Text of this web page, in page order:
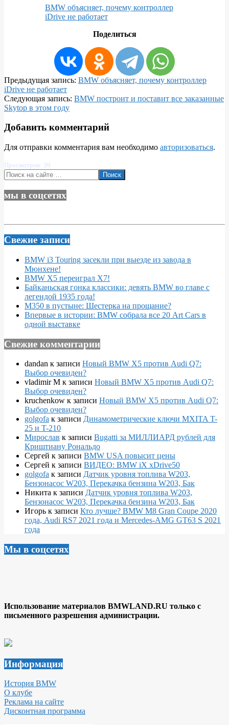
BMW объясняет, почему контроллер
iDrive не работает
Поделиться
2025-
01-
14
Предыдущая запись: BMW объясняет, почему контроллер
iDrive не работает
Следующая запись: BMW построит и поставит все заказанные
Skytop в этом году
Добавить комментарий
Для отправки комментария вам необходимо авторизоваться.
Просмотров: 39
Поиск
мы в соцсетях
Свежие записи
BMW i3 Touring засекли при выезде из завода в
Мюнхене!
BMW X5 переиграл X7!
Байканьская гонка классики: девять BMW во главе с
легендой 1935 года!
M350 в пустыне: Шестерка на прощание?
Впервые в истории: BMW собрала все 20 Art Cars в
одной выставке
Свежие комментарии
dandan к записи Новый BMW X5 против Audi Q7:
Выбор очевиден?
vladimir M к записи Новый BMW X5 против Audi Q7:
Выбор очевиден?
kruchenkow к записи Новый BMW X5 против Audi Q7:
Выбор очевиден?
golgofa к записи Динамометрические ключи MXITA T-
25 и T-210
Мирослав к записи Bugatti за МИЛЛИАРД рублей для
Криштиану Рональдо
Сергей к записи BMW USA повысит цены
Сергей к записи ВИДЕО: BMW iX xDrive50
golgofa к записи Датчик уровня топлива W203,
Бензонасос W203, Перекачка бензина W203, Бак
Никита к записи Датчик уровня топлива W203,
Бензонасос W203, Перекачка бензина W203, Бак
Игорь к записи Кто лучше? BMW M8 Gran Coupe 2020
года, Audi RS7 2021 года и Mercedes-AMG GT63 S 2021
года
Мы в соцсетях
Использование материалов BMWLAND.RU только с
письменного разрешения администрации.
Информация
История BMW
О клубе
Реклама на сайте
Дисконтная программа